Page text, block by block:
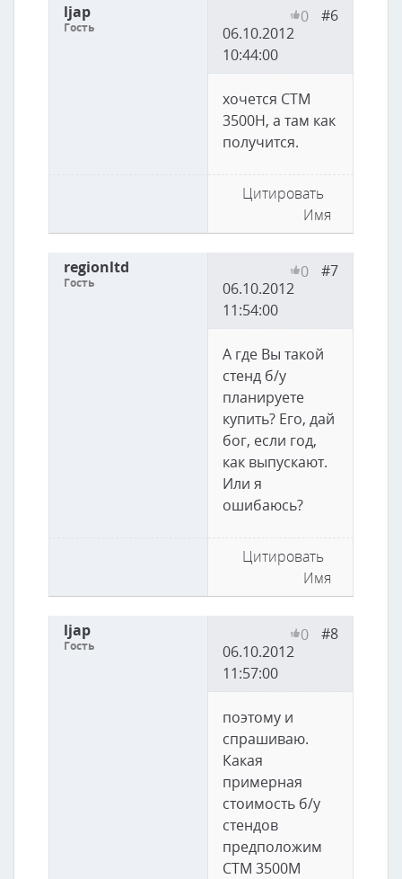
ljap
Гость
#6
0
06.10.2012
10:44:00
хочется СТМ
3500Н, а там как
получится.
Цитировать
Имя
regionltd
Гость
#7
0
06.10.2012
11:54:00
А где Вы такой
стенд б/у
планируете
купить? Его, дай
бог, если год,
как выпускают.
Или я
ошибаюсь?
Цитировать
Имя
ljap
Гость
#8
0
06.10.2012
11:57:00
поэтому и
спрашиваю.
Какая
примерная
стоимость б/у
стендов
предположим
СТМ 3500М